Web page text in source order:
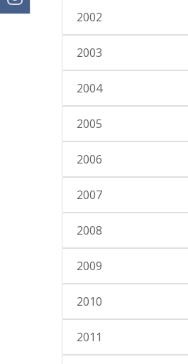
2002
2003
2004
2005
2006
2007
2008
2009
2010
2011